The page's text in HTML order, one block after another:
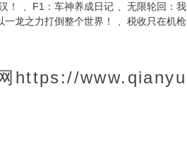
！ F1：车神养成日记
无限轮回：我
一龙之力打倒整个世界！
税收只在机枪
https://www.qianyu